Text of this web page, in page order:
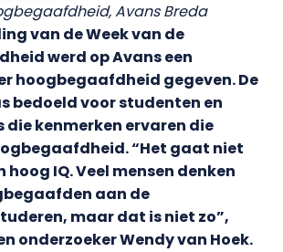
Avans Breda
van de Week van de
werd op Avans een
hoogbegaafdheid gegeven. De
bedoeld voor studenten en
die kenmerken ervaren die
“Het gaat niet
hoog IQ. Veel mensen denken
aan de
maar dat is niet zo”,
onderzoeker Wendy van Hoek.